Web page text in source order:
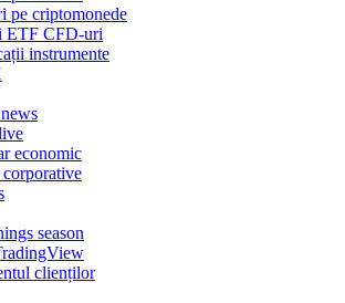
pe criptomonede
ETF CFD-uri
instrumente
economic
season
clienților